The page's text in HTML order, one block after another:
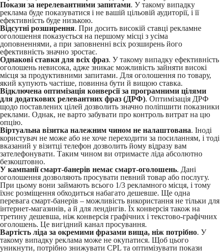
Покази за нерелевантними запитами. У такому випадку
реклама буде показуватися і не вашій цільовій аудиторії, і її
ефективність буде низькою.
Відсутні розширення. При досить високій ставці рекламне
оголошення показується на першому місці з усіма
доповненнями, а при заповненні всіх розширень його
ефективність значно зростає.
Однакові ставки для всіх фраз. У такому випадку ефективність
оголошень невисока, адже зникає можливість зайняти високі
місця за продуктивними запитами. Для оголошення по товару,
який купують частіше, повинна бути й вищою ставка.
Відключена оптимізація конверсії за програмними цілями
для додаткових релевантних фраз (ДРФ). Оптимізація ДРФ
щодо поставлених цілей дозволить значно поліпшити показники
реклами. Однак, не варто забувати про контроль витрат на цю
опцію.
Віртуальна візитка належним чином не налаштована. Іноді
користувач не може або не хоче переходити за посиланням, і тоді
вказаний у візитці телефон дозволить йому відразу вам
зателефонувати. Таким чином ви отримаєте ліда абсолютно
безкоштовно.
У кампанії смарт-банерів немає смарт-оголошень. Дані
оголошення дозволяють просувати певний товар або послугу.
При цьому вони займають всього 1/3 рекламного місця, і тому
їхнє розміщення обходиться набагато дешевше. Ще одна
перевага смарт-банерів – можливість використання не тільки для
інтернет-магазинів, а й для лендінгів. Їх конверсія також на
третину дешевша, ніж конверсія графічних і текстово-графічних
оголошень. Це вигідний канал просування.
Вартість ліда за окремими фразами вища, ніж потрібно. У
такому випадку реклама може не окупатися. Щоб цього
уникнути, потрібно знижувати CPL та оптимізувати покази